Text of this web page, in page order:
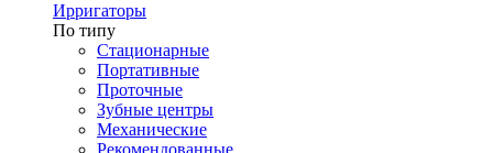
Ирригаторы
По типу
Стационарные
Портативные
Проточные
Зубные центры
Механические